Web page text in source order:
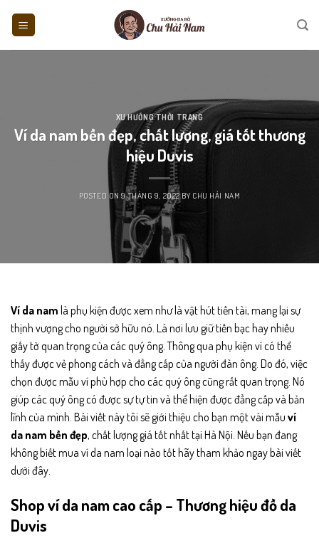
XU HƯỚNG THỜI TRANG
Ví da nam bền đẹp, chất lượng, giá tốt thương
hiệu Duvis
POSTED ON9 THÁNG 9, 2022BY CHU HẢI NAM
Ví da nam là phụ kiện được xem như là vật hút tiền tài, mang lại sự
thịnh vượng cho người sở hữu nó. Là nơi lưu giữ tiền bạc hay nhiều
giấy tờ quan trọng của các quý ông. Thông qua phụ kiện ví có thể
thấy được vẻ phong cách và đẳng cấp của người đàn ông. Do đó, việc
chọn được mẫu ví phù hợp cho các quý ông cũng rất quan trọng. Nó
giúp các quý ông có được sự tự tin và thể hiện được đẳng cấp và bản
lĩnh của mình. Bài viết này tôi sẽ giới thiệu cho bạn một vài mẫu ví
da nam bền đẹp, chất lượng giá tốt nhất tại Hà Nội. Nếu bạn đang
không biết mua ví da nam loại nào tốt hãy tham khảo ngay bài viết
dưới đây.
Shop ví da nam cao cấp – Thương hiệu đồ da
Duvis